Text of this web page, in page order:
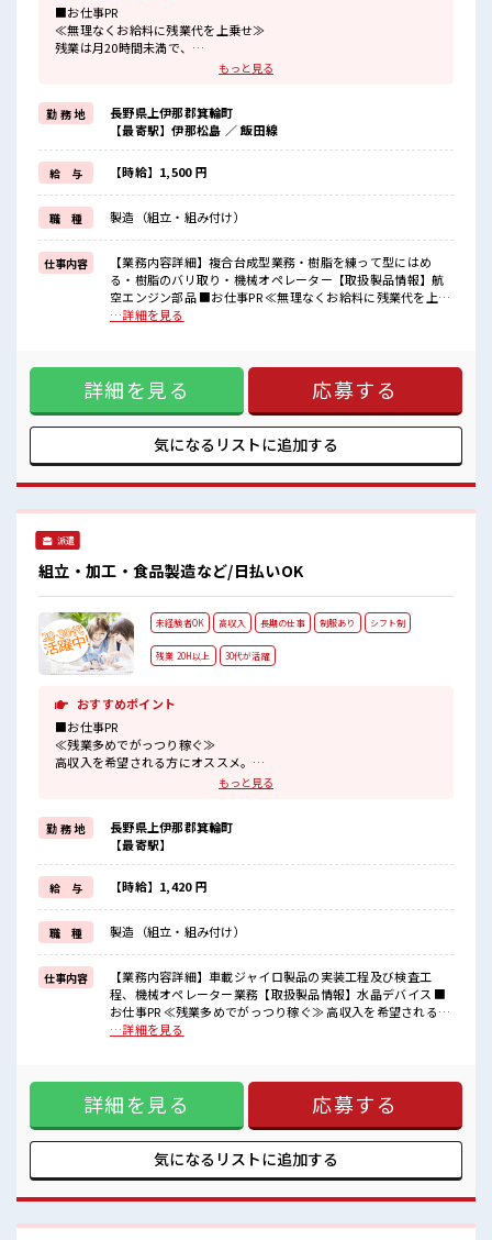
■お仕事PR
≪無理なくお給料に残業代を上乗せ≫
残業は月20時間未満で、
制服があるので、
毎日の服装の悩み解消♪
≪未経験の方も大カンゲイ≫
新しいことにチャレンジするのは不安だけど、
しっかり働く環境が整っています！
イチからスキルUP・ステップUP目指していきましょう！
≪自分に向いている仕事が探せる≫
困った事などがあれば、
担当がしっかりサポートします！
■職場の雰囲気
少人数の職場だから一緒に働く仲間との距離もグッと近い！
ホドよく残業があるのでホドよく働きたい方にオススメ！
もっと見る
勤 務 地
長野県上伊那郡箕輪町
【最寄駅】伊那松島 ／ 飯田線
給 与 【時給】1,500 円
職 種 製造（組立・組み付け）
仕事内容
【業務内容詳細】複合台成型業務・樹脂を練って型にはめ
る・樹脂のバリ取り・機械オペレーター【取扱製品情報】航
空エンジン部品 ■お仕事PR ≪無理なくお給料に残業代を上乗
せ≫ 残業は月20時間未満で、 ほどよく稼げます♪ ≪ラクラク
だけど、 しっかり働く環境が整っています！ イチからスキル
UP・ステップUP目指していきましょう！ ≪自分に向いてい
る仕事が探せる≫ 困った事などがあれば、 担当がしっかりサ
ポートします！ ■職場の雰囲気 少人数の職場だから一緒に働
く仲間との距離もグッと近い！ ホドよく残業があるのでホド
よく働きたい方にオススメ！ 高収入もバッチリ目指せます
…詳細を見る
詳細を見る 応募する
気になるリストに追加する
派遣
組立・加工・食品製造など/日払いOK
未経験者OK 高収入 長期の仕事 制服あり シフト制
残業 20H以上 30代が活躍
おすすめポイント
■お仕事PR
≪残業多めでがっつり稼ぐ≫
高収入を希望される方にオススメ。
残業は月20時間以上あります♪
制服があるので、
毎日の服装の悩み解消♪
≪未経験でも活躍できる≫
新しいことにチャレンジするのは不安だけど、
しっかり働く環境が整っています！
イチからスキルUP・ステップUP目指していきましょう！
≪収入アップを目指せる≫
高時給だらけの派遣のお仕事です！
■職場の雰囲気
残業がしっかりあるお仕事！
高収入もバッチリ目指せますよ！
サポートもバッチリだから未経験からでも安心してスタートできま
もっと見る
勤 務 地
長野県上伊那郡箕輪町
【最寄駅】
給 与 【時給】1,420 円
職 種 製造（組立・組み付け）
仕事内容
【業務内容詳細】車載ジャイロ製品の実装工程及び検査工
程、機械オペレーター業務【取扱製品情報】水晶デバイス ■
お仕事PR ≪残業多めでがっつり稼ぐ≫ 高収入を希望される方
にオススメ。 残業は月20時間以上あります♪ ≪動きやすい制
ど、 しっかり働く環境が整っています！ イチからスキルUP・
ステップUP目指していきましょう！ ≪収入アップを目指せる
≫ 高時給だらけの派遣のお仕事です！ ■職場の雰囲気 残業が
しっかりあるお仕事！ 高収入もバッチリ目指せますよ！ サポ
ートもバッチリだから未経験からでも安心してスタートでき
ますよ！
…詳細を見る
詳細を見る 応募する
気になるリストに追加する